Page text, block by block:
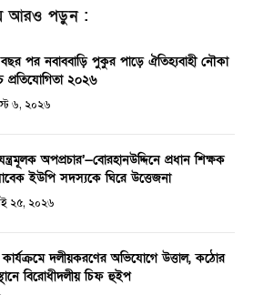
আরও পড়ুন :
পর নবাববাড়ি পুকুর পাড়ে ঐতিহ্যবাহী নৌকা
প্রতিযোগিতা ২০২৬
৬, ২০২৬
অপপ্রচার’—বোরহানউদ্দিনে প্রধান শিক্ষক
ইউপি সদস্যকে ঘিরে উত্তেজনা
২৫, ২০২৬
কার্যক্রমে দলীয়করণের অভিযোগে উত্তাল, কঠোর
বিরোধীদলীয় চিফ হুইপ